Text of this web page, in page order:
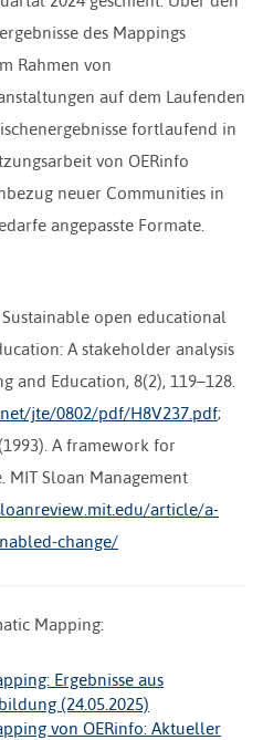
des Mappings
Rahmen von
auf dem Laufenden
fortlaufend in
von OERinfo
neuer Communities in
angepasste Formate.
Sustainable open educational
A stakeholder analysis
and Education, 8(2), 119–128.
jte/0802/pdf/H8V237.pdf;
A framework for
MIT Sloan Management
article/a-
change/
Mapping:
Ergebnisse aus
(24.05.2025)
von OERinfo: Aktueller